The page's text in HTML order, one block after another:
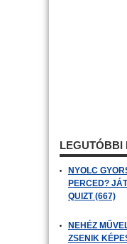
LEGUTÓBBI
NYOLC
PERCED?
QUIZT (667)
NEHÉZ
ZSENIK